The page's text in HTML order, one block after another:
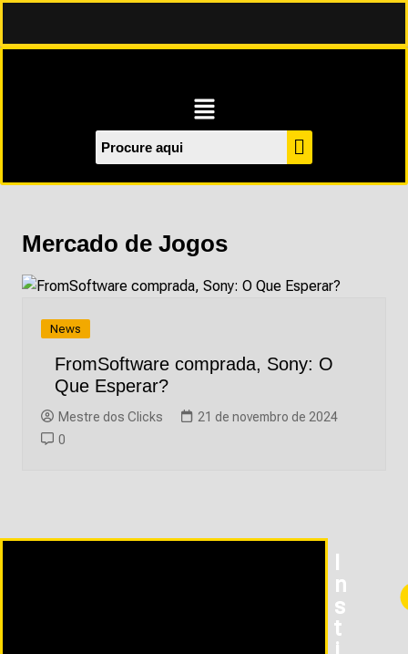
Mercado de Jogos
News
FromSoftware comprada, Sony: O
Que Esperar?
Mestre dos Clicks
21 de novembro de 2024
0
N
S
T